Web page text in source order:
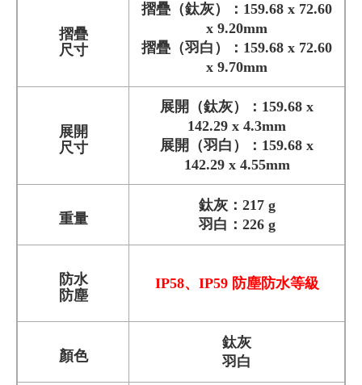
摺疊
尺寸
摺疊（鈦灰）：159.68 x 72.60
x 9.20mm
摺疊（羽白）：159.68 x 72.60
x 9.70mm
展開
尺寸
展開（鈦灰）：159.68 x
142.29 x 4.3mm
展開（羽白）：159.68 x
142.29 x 4.55mm
重量
鈦灰：217 g
羽白：226 g
防水
防塵
IP58、IP59 防塵防水等級
顏色
鈦灰
羽白